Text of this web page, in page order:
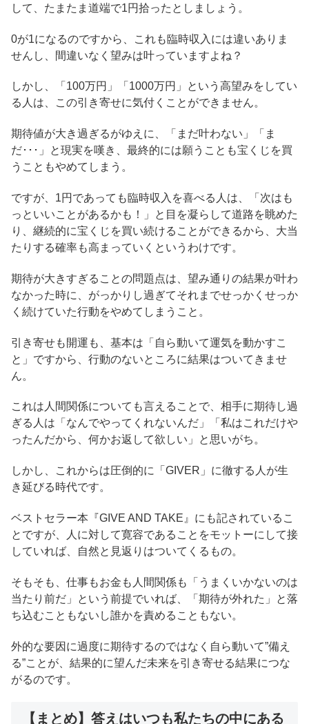
して、たまたま道端で1円拾ったとしましょう。
0が1になるのですから、これも臨時収入には違いありま
せんし、間違いなく望みは叶っていますよね？
しかし、「100万円」「1000万円」という高望みをしてい
る人は、この引き寄せに気付くことができません。
期待値が大き過ぎるがゆえに、「まだ叶わない」「ま
だ･･･」と現実を嘆き、最終的には願うことも宝くじを買
うこともやめてしまう。
ですが、1円であっても臨時収入を喜べる人は、「次はも
っといいことがあるかも！」と目を凝らして道路を眺めた
り、継続的に宝くじを買い続けることができるから、大当
たりする確率も高まっていくというわけです。
期待が大きすぎることの問題点は、望み通りの結果が叶わ
なかった時に、がっかりし過ぎてそれまでせっかくせっか
く続けていた行動をやめてしまうこと。
引き寄せも開運も、基本は「自ら動いて運気を動かすこ
と」ですから、行動のないところに結果はついてきませ
ん。
これは人間関係についても言えることで、相手に期待し過
ぎる人は「なんでやってくれないんだ」「私はこれだけや
ったんだから、何かお返して欲しい」と思いがち。
しかし、これからは圧倒的に「GIVER」に徹する人が生
き延びる時代です。
ベストセラー本『GIVE AND TAKE』にも記されているこ
とですが、人に対して寛容であることをモットーにして接
していれば、自然と見返りはついてくるもの。
そもそも、仕事もお金も人間関係も「うまくいかないのは
当たり前だ」という前提でいれば、「期待が外れた」と落
ち込むこともないし誰かを責めることもない。
外的な要因に過度に期待するのではなく自ら動いて”備え
る”ことが、結果的に望んだ未来を引き寄せる結果につな
がるのです。
【まとめ】答えはいつも私たちの中にある